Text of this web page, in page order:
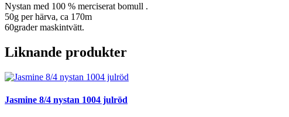
Nystan med 100 % merciserat bomull .
50g per härva, ca 170m
60grader maskintvätt.
Liknande produkter
Jasmine 8/4 nystan 1004 julröd